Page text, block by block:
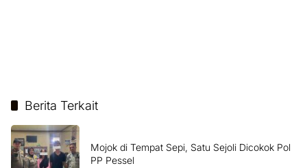
Berita Terkait
Mojok di Tempat Sepi, Satu Sejoli Dicokok Pol
PP Pessel